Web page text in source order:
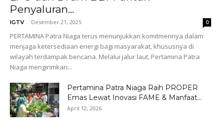
Penyaluran...
IGTV - Desember 21, 2025 0
PERTAMINA Patra Niaga terus menunjukkan komitmennya dalam
menjaga ketersediaan energi bagi masyarakat, khususnya di
wilayah terdampak bencana. Melalui jalur laut, Pertamina Patra
Niaga mengirimkan...
Pertamina Patra Niaga Raih PROPER
Emas Lewat Inovasi FAME & Manfaat...
April 12, 2026